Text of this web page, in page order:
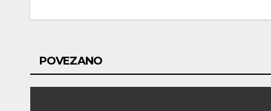
POVEZANO